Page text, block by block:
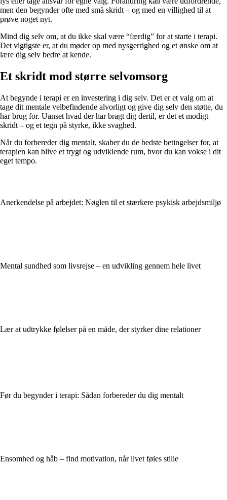
men den begynder ofte med små skridt – og med en villighed til at
prøve noget nyt.
Mind dig selv om, at du ikke skal være “færdig” for at starte i terapi.
Det vigtigste er, at du møder op med nysgerrighed og et ønske om at
lære dig selv bedre at kende.
Et skridt mod større selvomsorg
At begynde i terapi er en investering i dig selv. Det er et valg om at
tage dit mentale velbefindende alvorligt og give dig selv den støtte, du
har brug for. Uanset hvad der har bragt dig dertil, er det et modigt
skridt – og et tegn på styrke, ikke svaghed.
Når du forbereder dig mentalt, skaber du de bedste betingelser for, at
terapien kan blive et trygt og udviklende rum, hvor du kan vokse i dit
eget tempo.
Anerkendelse på arbejdet: Nøglen til et stærkere psykisk arbejdsmiljø
Mental sundhed som livsrejse – en udvikling gennem hele livet
Lær at udtrykke følelser på en måde, der styrker dine relationer
Før du begynder i terapi: Sådan forbereder du dig mentalt
Ensomhed og håb – find motivation, når livet føles stille